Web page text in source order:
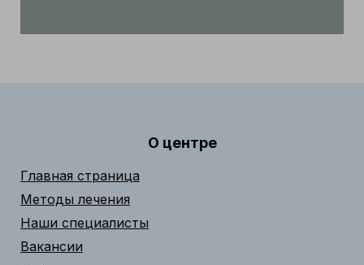
О центре
Главная страница
Методы лечения
Наши специалисты
Вакансии